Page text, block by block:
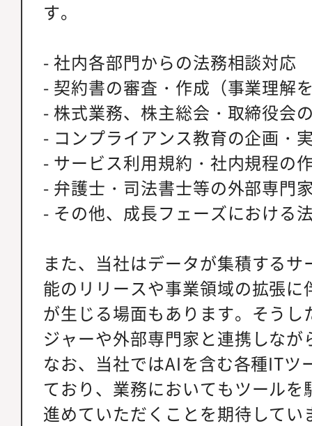
す。
- 社内各部門からの法務相談対応
- 契約書の審査・作成（事業理解
- 株式業務、株主総会・取締役会
- コンプライアンス教育の企画・
- サービス利用規約・社内規程の
- 弁護士・司法書士等の外部専門
- その他、成長フェーズにおける
また、当社はデータが集積する
能のリリースや事業領域の拡張
が生じる場面もあります。そうし
ジャーや外部専門家と連携しな
なお、当社ではAIを含む各種ITツ
ており、業務においてもツール
進めていただくことを期待してい